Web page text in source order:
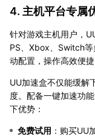
4. 主机平台专属
针对游戏主机用户，
PS、Xbox、Switch
动配置，操作高效便捷
UU加速盒不仅能缓解
度。配备一键加速功
下优势：
免费试用 ：购买UU